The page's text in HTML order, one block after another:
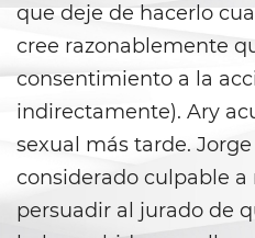
Juvenile
Juvenile
Juvenile
Juvenile
que deje de hacerlo
cree razonablemente
consentimiento a la
indirectamente). Ary
sexual más tarde.
considerado culpable
persuadir al jurado de